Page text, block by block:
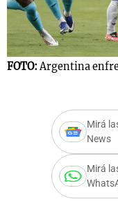
FOTO:Argentina
Mirá
News
Mirá